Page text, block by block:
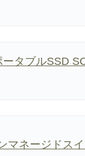
タブルSSD
マネージドス